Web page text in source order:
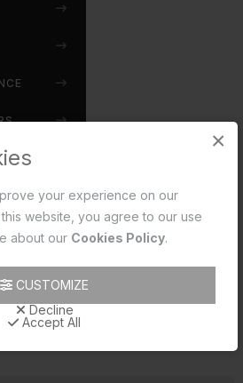
×
your experience on our
website, you agree to our use
about our Cookies Policy.
CUSTOMIZE
Decline
Accept All
the right at its sole discretion, to
any product specification at any time
improvement can be effected in
and dimensions.